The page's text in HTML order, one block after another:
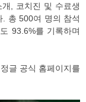
, 코치진 및 수료생
총 500여 명의 참석
93.6%를 기록하며
글 공식 홈페이지를